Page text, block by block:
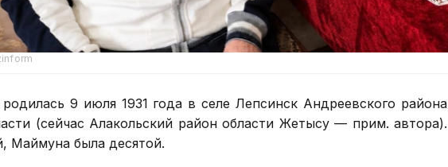
9 июля 1931 года в селе Лепсинск Андреевского района
(сейчас Алакольский район области Жетысу — прим. автора).
Маймуна была десятой.